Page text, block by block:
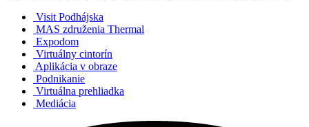
Visit Podhájska
MAS združenia Thermal
Expodom
Virtuálny cintorín
Aplikácia v obraze
Podnikanie
Virtuálna prehliadka
Mediácia